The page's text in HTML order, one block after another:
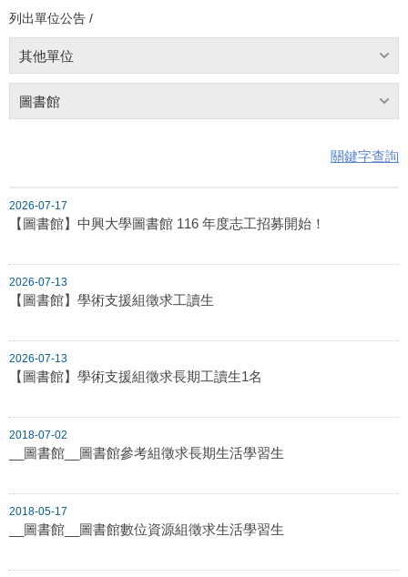
列出單位公告 /
其他單位
圖書館
關鍵字查詢
2026-07-17
【圖書館】中興大學圖書館 116 年度志工招募開始！
2026-07-13
【圖書館】學術支援組徵求工讀生
2026-07-13
【圖書館】學術支援組徵求長期工讀生1名
2018-07-02
__圖書館__圖書館參考組徵求長期生活學習生
2018-05-17
__圖書館__圖書館數位資源組徵求生活學習生